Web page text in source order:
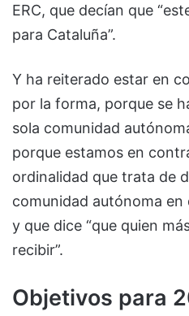
ERC, que decían que
para Cataluña”.
Y ha reiterado estar en
por la forma, porque se
sola comunidad
porque estamos en
ordinalidad que trata de
comunidad autónoma
y que dice “que quien
recibir”.
Objetivos para